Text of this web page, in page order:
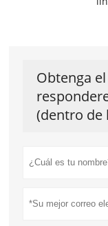
Obtenga
(dentro de